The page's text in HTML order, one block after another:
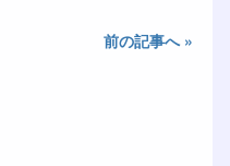
前の記事へ »